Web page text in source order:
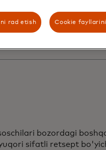
bozordagi
sifatli retsept
rad etish Cookie